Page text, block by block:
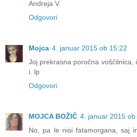
Andreja V.
Odgovori
Mojca 4. januar 2015 ob 15:22
Joj prekrasna poročna voščilnica,
i. lp
Odgovori
MOJCA BOŽIČ 4. januar 2015 ob
No, pa le nisi fatamorgana, saj